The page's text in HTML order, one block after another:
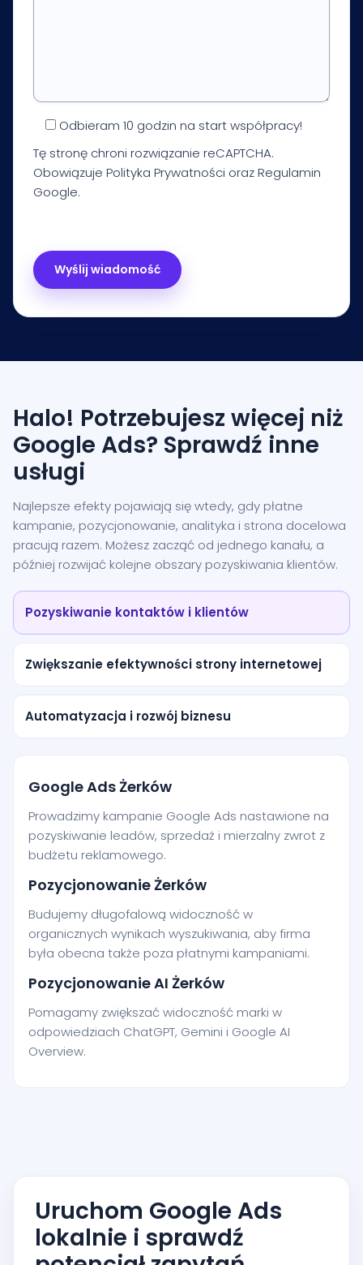
Odbieram 10 godzin na start współpracy!
Tę stronę chroni rozwiązanie reCAPTCHA.
Obowiązuje Polityka Prywatności orazRegulamin
Google.
Halo! Potrzebujesz więcej niż
Google Ads? Sprawdź inne
usługi
Najlepsze efekty pojawiają się wtedy, gdy płatne
kampanie, pozycjonowanie, analityka i strona docelowa
pracują razem. Możesz zacząć od jednego kanału, a
później rozwijać kolejne obszary pozyskiwania klientów.
Pozyskiwanie kontaktów i klientów
Zwiększanie efektywności strony internetowej
Automatyzacja i rozwój biznesu
Google Ads Żerków
Prowadzimy kampanie Google Ads nastawione na
pozyskiwanie leadów, sprzedaż i mierzalny zwrot z
budżetu reklamowego.
Pozycjonowanie Żerków
Budujemy długofalową widoczność w
organicznych wynikach wyszukiwania, aby firma
była obecna także poza płatnymi kampaniami.
Pozycjonowanie AI Żerków
Pomagamy zwiększać widoczność marki w
odpowiedziach ChatGPT, Gemini i Google AI
Overview.
Uruchom Google Ads
lokalnie i sprawdź